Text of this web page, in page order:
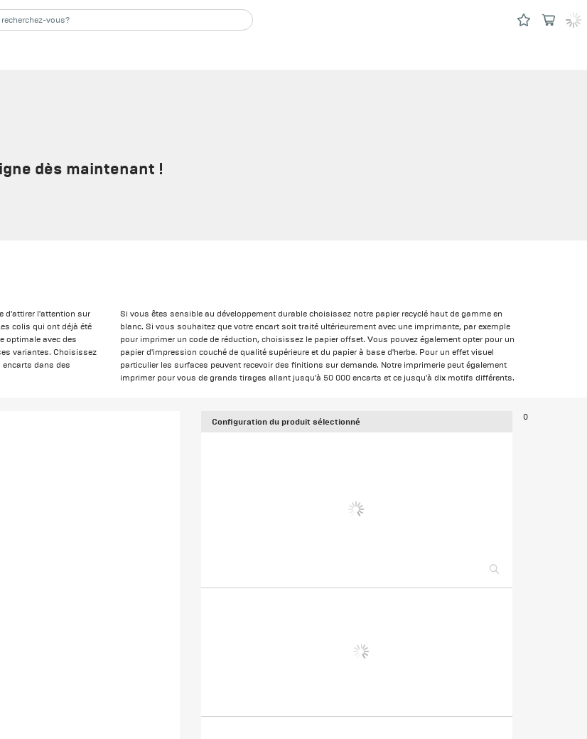
dès maintenant !
d'attirer l'attention sur
colis qui ont déjà été
optimale avec des
variantes. Choisissez
dans des
Si vous êtes sensible au développement durable choisissez notre papier recyclé haut de gamme en
blanc. Si vous souhaitez que votre encart soit traité ultérieurement avec une imprimante, par exemple
pour imprimer un code de réduction, choisissez le papier offset. Vous pouvez également opter pour un
papier d'impression couché de qualité supérieure et du papier à base d'herbe. Pour un effet visuel
particulier les surfaces peuvent recevoir des finitions sur demande. Notre imprimerie peut également
imprimer pour vous de grands tirages allant jusqu'à 50 000 encarts et ce jusqu'à dix motifs différents.
Configuration du produit sélectionné 0